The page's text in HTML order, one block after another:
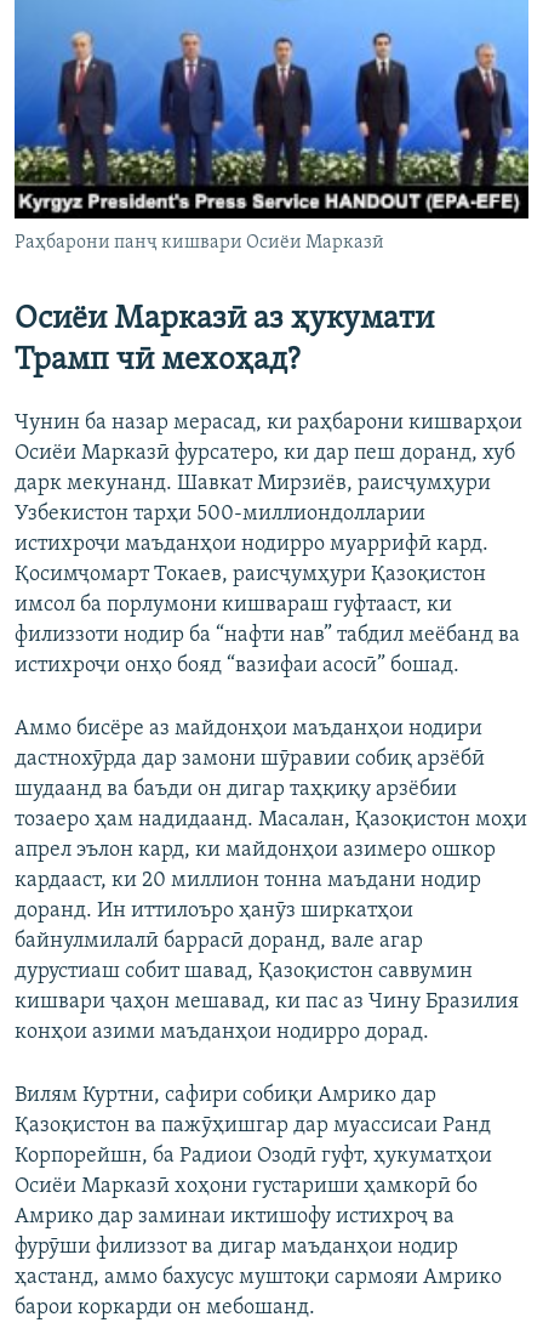
Раҳбарони панҷ кишвари Осиёи Марказӣ
Осиёи Марказӣ аз ҳукумати
Трамп чӣ мехоҳад?
Чунин ба назар мерасад, ки раҳбарони кишварҳои
Осиёи Марказӣ фурсатеро, ки дар пеш доранд, хуб
дарк мекунанд. Шавкат Мирзиёв, раисҷумҳури
Узбекистон тарҳи 500-миллиондолларии
истихроҷи маъданҳои нодирро муаррифӣ кард.
Қосимҷомарт Токаев, раисҷумҳури Қазоқистон
имсол ба порлумони кишвараш гуфтааст, ки
филиззоти нодир ба “нафти нав” табдил меёбанд ва
истихроҷи онҳо бояд “вазифаи асосӣ” бошад.
Аммо бисёре аз майдонҳои маъданҳои нодири
дастнохӯрда дар замони шӯравии собиқ арзёбӣ
шудаанд ва баъди он дигар таҳқиқу арзёбии
тозаеро ҳам надидаанд. Масалан, Қазоқистон моҳи
апрел эълон кард, ки майдонҳои азимеро ошкор
кардааст, ки 20 миллион тонна маъдани нодир
доранд. Ин иттилоъро ҳанӯз ширкатҳои
байнулмилалӣ баррасӣ доранд, вале агар
дурустиаш собит шавад, Қазоқистон саввумин
кишвари ҷаҳон мешавад, ки пас аз Чину Бразилия
конҳои азими маъданҳои нодирро дорад.
Вилям Куртни, сафири собиқи Амрико дар
Қазоқистон ва пажӯҳишгар дар муассисаи Ранд
Корпорейшн, ба Радиои Озодӣ гуфт, ҳукуматҳои
Осиёи Марказӣ хоҳони густариши ҳамкорӣ бо
Амрико дар заминаи иктишофу истихроҷ ва
фурӯши филиззот ва дигар маъданҳои нодир
ҳастанд, аммо бахусус муштоқи сармояи Амрико
барои коркарди он мебошанд.